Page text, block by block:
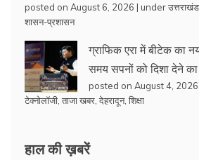
posted on August 6, 2026 | underउत्तराखंड
शासन-प्रशासन
ग्राफिक एरा में बीटेक का
समय सपनों को दिशा देने
posted on August 4, 2026
टेक्नोलॉजी ताजा खबर देहरादून, शिक्षा
हाल की ख़बरें